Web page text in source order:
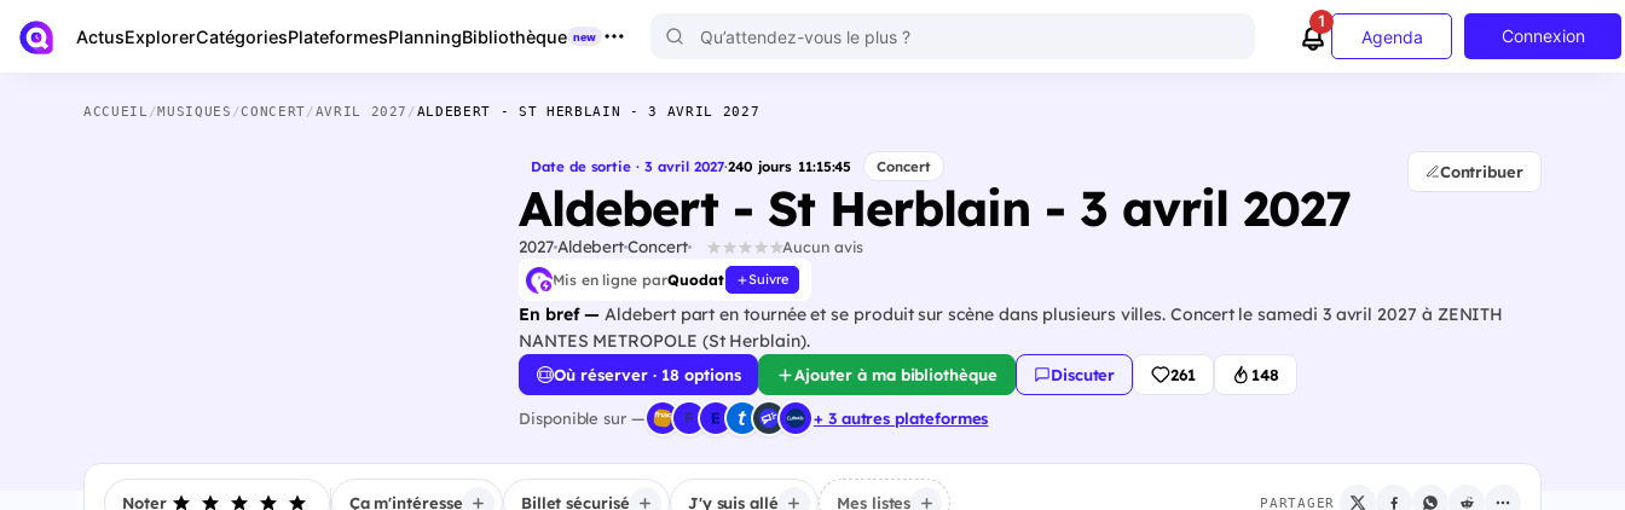
ActusExplorerCatégoriesPlateformesPlanningBibliothèque new
1
Agenda Connexion
ACCUEIL /MUSIQUES /CONCERT/AVRIL 2027 /ALDEBERT - ST HERBLAIN - 3 AVRIL 2027
Date de sortie · 3 avril 2027·240 jours 11:15:43 Concert
Aldebert - St Herblain - 3 avril 2027
2027AldebertConcert Aucun avis
Mis en ligne parQuodat Suivre
En bref — Aldebert part en tournée et se produit sur scène dans plusieurs villes. Concert le samedi 3 avril 2027 à ZENITH
NANTES METROPOLE (St Herblain).
Contribuer
Où réserver · 18 options Ajouter à ma bibliothèque Discuter 261 148
Disponible sur — + 3 autres plateformes
Noter Ça m'intéresse Billet sécurisé J'y suis allé Mes listes PARTAGER